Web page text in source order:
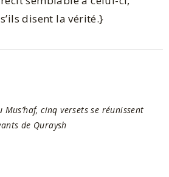
s’ils disent la vérité.}
cinq versets se réunissent
de Quraysh